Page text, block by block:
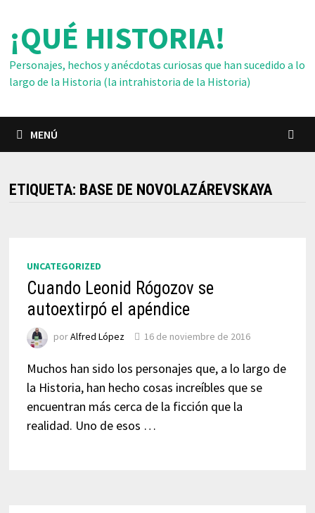
contenido
¡QUÉ HISTORIA!
Personajes, hechos y anécdotas curiosas que han sucedido a lo
largo de la Historia (la intrahistoria de la Historia)
MENÚ
ETIQUETA: BASE DE NOVOLAZÁREVSKAYA
UNCATEGORIZED
Cuando Leonid Rógozov se
autoextirpó el apéndice
porAlfred López 16 de noviembre de 2016
Muchos han sido los personajes que, a lo largo de
la Historia, han hecho cosas increíbles que se
encuentran más cerca de la ficción que la
realidad. Uno de esos …